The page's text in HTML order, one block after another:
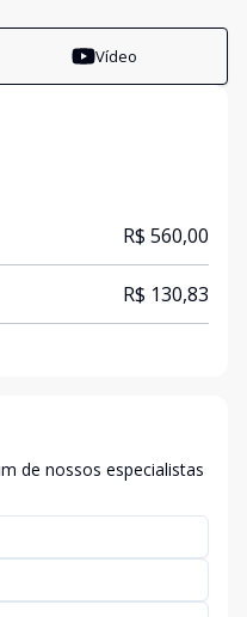
Vídeo
R$ 560,00
R$ 130,83
de nossos especialistas